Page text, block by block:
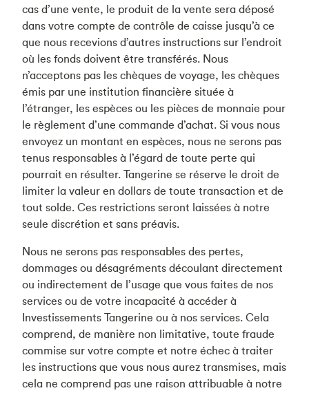
cas d’une vente, le produit de la vente sera déposé
dans votre compte de contrôle de caisse jusqu’à ce
que nous recevions d’autres instructions sur l’endroit
où les fonds doivent être transférés. Nous
n’acceptons pas les chèques de voyage, les chèques
émis par une institution financière située à
l’étranger, les espèces ou les pièces de monnaie pour
le règlement d’une commande d’achat. Si vous nous
envoyez un montant en espèces, nous ne serons pas
tenus responsables à l’égard de toute perte qui
pourrait en résulter. Tangerine se réserve le droit de
limiter la valeur en dollars de toute transaction et de
tout solde. Ces restrictions seront laissées à notre
seule discrétion et sans préavis.
Nous ne serons pas responsables des pertes,
dommages ou désagréments découlant directement
ou indirectement de l’usage que vous faites de nos
services ou de votre incapacité à accéder à
Investissements Tangerine ou à nos services. Cela
comprend, de manière non limitative, toute fraude
commise sur votre compte et notre échec à traiter
les instructions que vous nous aurez transmises, mais
cela ne comprend pas une raison attribuable à notre